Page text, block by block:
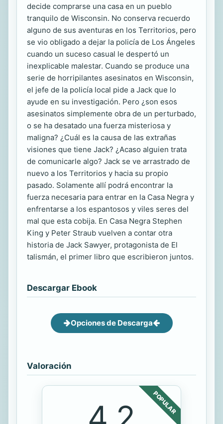
decide comprarse una casa en un pueblo
tranquilo de Wisconsin. No conserva recuerdo
alguno de sus aventuras en los Territorios, pero
se vio obligado a dejar la policía de Los Ángeles
cuando un suceso casual le despertó un
inexplicable malestar. Cuando se produce una
serie de horripilantes asesinatos en Wisconsin,
el jefe de la policía local pide a Jack que lo
ayude en su investigación. Pero ¿son esos
asesinatos simplemente obra de un perturbado,
o se ha desatado una fuerza misteriosa y
maligna? ¿Cuál es la causa de las extrañas
visiones que tiene Jack? ¿Acaso alguien trata
de comunicarle algo? Jack se ve arrastrado de
nuevo a los Territorios y hacia su propio
pasado. Solamente allí podrá encontrar la
fuerza necesaria para entrar en la Casa Negra y
enfrentarse a los espantosos y viles seres del
mal que esta cobija. En Casa Negra Stephen
King y Peter Straub vuelven a contar otra
historia de Jack Sawyer, protagonista de El
talismán, el primer libro que escribieron juntos.
Descargar Ebook
Opciones de Descarga
Valoración
POPULAR